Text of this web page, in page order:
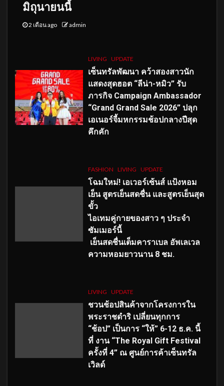
มิถุนายนนี้
2 เดือน ago admin
LIVING UPDATE
เซ็นทรัลพัฒนา คว้าสองสาวนัก
แสดงสุดฮอต “ลีน่า-หมิว” รับ
ภารกิจ Campaign Ambassador
“Grand Grand Sale 2026” ปลุก
เอเนอร์จี้มหกรรมช้อปกลางปีสุด
คึกคัก
FASHION LIVING UPDATE
โฉมใหม่! เอเวอร์เซ้นส์ แป้งหอม
เย็น สูตรเย็นสดชื่น และสูตรเย็นสุด
ขั้ว
ไอเทมคู่กายของสาว ๆ ประจำ
ซัมเมอร์นี้
เย็นสดชื่นเต็มคาราเบล อัพเลเวล
ความหอมยาวนาน 8 ชม.
LIVING UPDATE
ชวนช้อปสินค้าจากโครงการใน
พระราชดำริ เปลี่ยนทุกการ
“ช้อป” เป็นการ “ให้” 6-12 ธ.ค. นี้
ที่ งาน “The Royal Gift Festival
ครั้งที่ 4” ณ ศูนย์การค้าเซ็นทรัล
เวิลด์